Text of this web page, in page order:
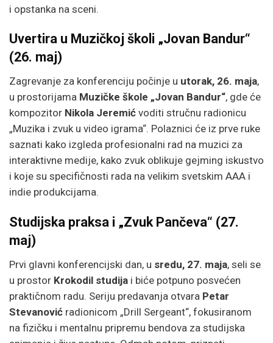
i opstanka na sceni.
Uvertira u Muzičkoj školi „Jovan Bandur“
(26. maj)
Zagrevanje za konferenciju počinje u utorak, 26. maja,
u prostorijama Muzičke škole „Jovan Bandur“, gde će
kompozitor Nikola Jeremić voditi stručnu radionicu
„Muzika i zvuk u video igrama“. Polaznici će iz prve ruke
saznati kako izgleda profesionalni rad na muzici za
interaktivne medije, kako zvuk oblikuje gejming iskustvo
i koje su specifičnosti rada na velikim svetskim AAA i
indie produkcijama.
Studijska praksa i „Zvuk Pančeva“ (27.
maj)
Prvi glavni konferencijski dan, u sredu, 27. maja, seli se
u prostor Krokodil studija i biće potpuno posvećen
praktičnom radu. Seriju predavanja otvara Petar
Stevanović radionicom „Drill Sergeant“, fokusiranom
na fizičku i mentalnu pripremu bendova za studijska